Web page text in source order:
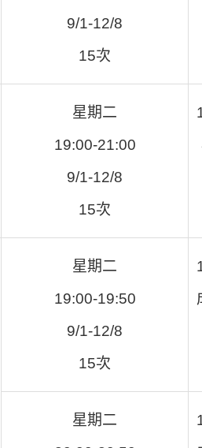
9/1-12/8
15次
星期二
19:00-21:00
9/1-12/8
15次
星期二
19:00-19:50
9/1-12/8
15次
星期二